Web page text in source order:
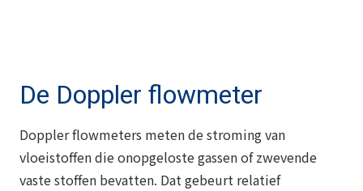
De Doppler flowmeter
Doppler flowmeters meten de stroming van
vloeistoffen die onopgeloste gassen of zwevende
vaste stoffen bevatten. Dat gebeurt relatief